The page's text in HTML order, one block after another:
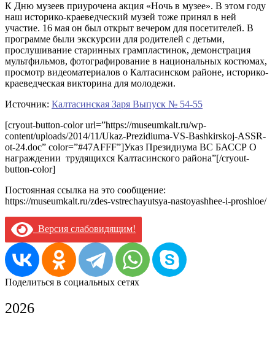
К Дню музеев приурочена акция «Ночь в музее». В этом году
наш историко-краеведческий музей тоже принял в ней
участие. 16 мая он был открыт вечером для посетителей. В
программе были экскурсии для родителей с детьми,
прослушивание старинных грампластинок, демонстрация
мультфильмов, фотографирование в национальных костюмах,
просмотр видеоматериалов о Калтасинском районе, историко-
краеведческая викторина для молодежи.
Источник: Калтасинская Заря Выпуск № 54-55
[cryout-button-color url=”https://museumkalt.ru/wp-
content/uploads/2014/11/Ukaz-Prezidiuma-VS-Bashkirskoj-ASSR-
ot-24.doc” color=”#47AFFF”]Указ Президиума ВС БАССР О
награждении трудящихся Калтасинского района”[/cryout-
button-color]
Постоянная ссылка на это сообщение:
https://museumkalt.ru/zdes-vstrechayutsya-nastoyashhee-i-proshloe/
Версия слабовидящим!
Поделиться в социальных сетях
2026